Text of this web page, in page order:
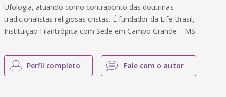
Ufologia, atuando como contraponto das doutrinas
tradicionalistas religiosas cristãs. É fundador da Life Brasil,
Instituição Filantrópica com Sede em Campo Grande – MS.
Perfil completo Fale com o autor